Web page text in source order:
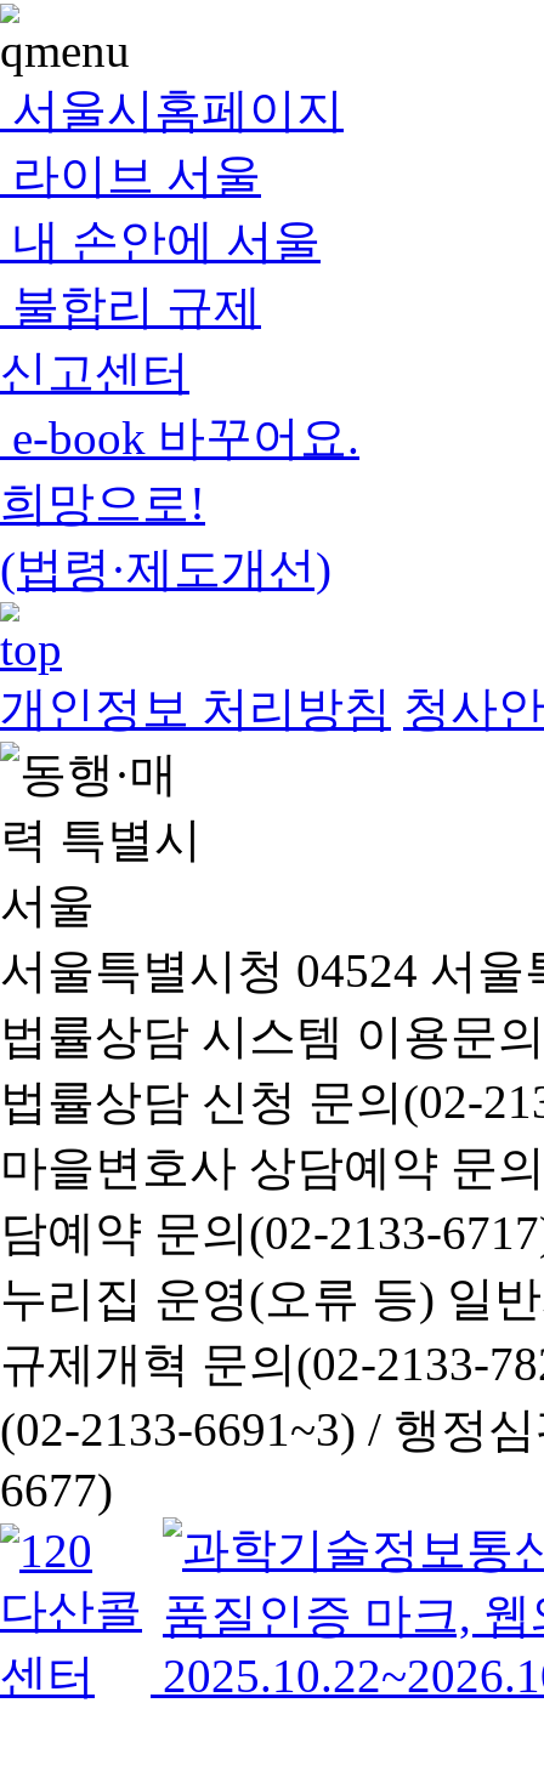
서울시홈페이지
라이브 서울
내 손안에 서울
불합리 규제
신고센터
e-book 바꾸어요.
희망으로!
(법령·제도개선)
개인정보 처리방침 청사
서울특별시청 04524 서
법률상담 시스템 이용문
법률상담 신청 문의(02-
마을변호사 상담예약 문
담예약 문의(02-2133-
누리집 운영(오류 등) 일
규제개혁 문의(02-2133-
(02-2133-6691~3) / 행정심
6677)